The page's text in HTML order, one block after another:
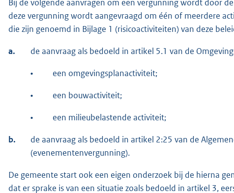
Bij de volgende aanvragen om een vergunning wordt door
deze vergunning wordt aangevraagd om één of meerdere
die zijn genoemd in Bijlage 1 (risicoactiviteiten) van deze
a. de aanvraag als bedoeld in artikel 5.1 van de
• een omgevingsplanactiviteit;
• een bouwactiviteit;
• een milieubelastende activiteit;
b.
de aanvraag als bedoeld in artikel 2:25 van de
(evenementenvergunning).
De gemeente start ook een eigen onderzoek bij de hierna
dat er sprake is van een situatie zoals bedoeld in artikel 3,